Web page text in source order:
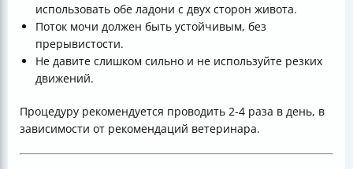
использовать обе ладони с двух сторон живота.
Поток мочи должен быть устойчивым, без
прерывистости.
Не давите слишком сильно и не используйте резких
движений.
Процедуру рекомендуется проводить 2-4 раза в день, в
зависимости от рекомендаций ветеринара.